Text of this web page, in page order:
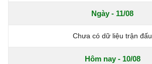
Ngày - 11/08
Chưa có dữ liệu trận đấu
Hôm nay - 10/08